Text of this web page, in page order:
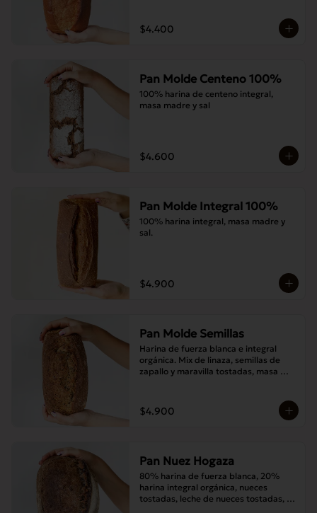
$4.400
Pan Molde Centeno 100%
100% harina de centeno integral,
masa madre y sal
$4.600
Pan Molde Integral 100%
100% harina integral, masa madre y
sal.
$4.900
Pan Molde Semillas
Harina de fuerza blanca e integral
orgánica. Mix de linaza, semillas de
zapallo y maravilla tostadas, masa
$4.900
Pan Nuez Hogaza
80% harina de fuerza blanca, 20%
harina integral orgánica, nueces
tostadas, leche de nueces tostadas,